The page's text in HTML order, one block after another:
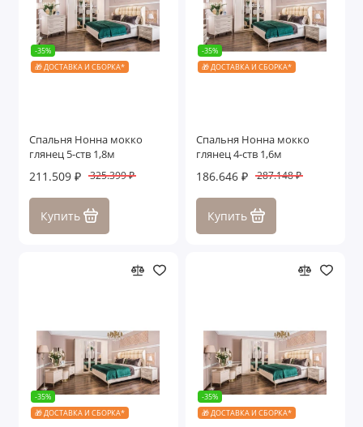
-35%
🎁 ДОСТАВКА И СБОРКА*
Спальня Нонна мокко
глянец 5-ств 1,8м
211.509 ₽ 325.399 ₽
Купить
-35%
🎁 ДОСТАВКА И СБОРКА*
Спальня Нонна мокко
глянец 4-ств 1,6м
186.646 ₽ 287.148 ₽
Купить
-35%
🎁 ДОСТАВКА И СБОРКА*
-35%
🎁 ДОСТАВКА И СБОРКА*